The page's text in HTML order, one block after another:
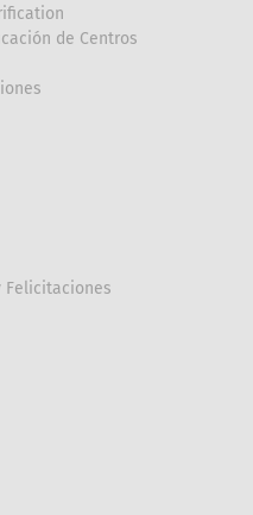
de Centros
Felicitaciones